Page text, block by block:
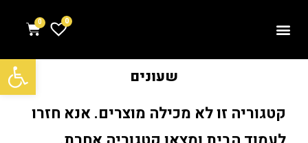
פתח סרגל נגישות
0
שעונים
קטגוריה זו לא מכילה מוצרים. אנא חזרו